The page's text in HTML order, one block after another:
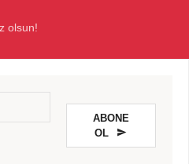
olsun!
ABONE
OL